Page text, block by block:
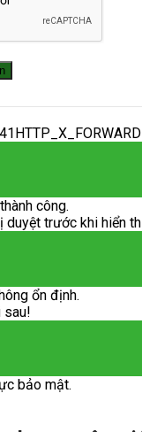
công.
duyệt trước khi hiển
ổn định.
sau!
bảo mật.